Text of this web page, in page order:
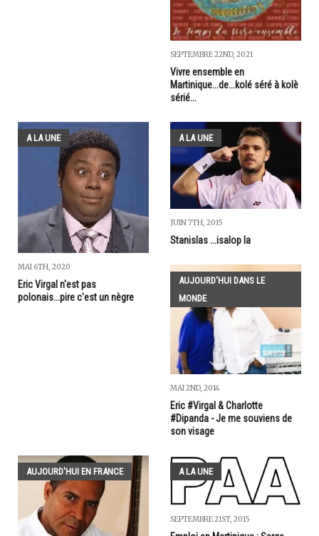
SEPTEMBRE 22ND, 2021
Vivre ensemble en
Martinique...de...kolé séré à kolè
sérié...
A LA UNE
MAI 6TH, 2020
Eric Virgal n'est pas
polonais...pire c'est un nègre
A LA UNE
JUIN 7TH, 2015
Stanislas ...isalop la
AUJOURD'HUI DANS LE
MONDE
MAI 2ND, 2014
Eric #Virgal & Charlotte
#Dipanda - Je me souviens de
son visage
AUJOURD'HUI EN FRANCE A LA UNE
SEPTEMBRE 21ST, 2015